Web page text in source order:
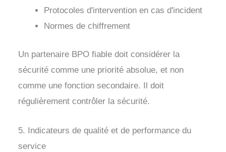
Protocoles d'intervention en cas d'incident
Normes de chiffrement
Un partenaire BPO fiable doit considérer la
sécurité comme une priorité absolue, et non
comme une fonction secondaire. Il doit
régulièrement contrôler la sécurité.
5. Indicateurs de qualité et de performance du
service